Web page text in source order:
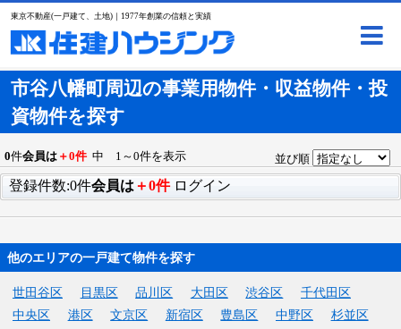
東京不動産(一戸建て、土地)｜1977年創業の信頼と実績
市谷八幡町周辺の事業用物件・収益物件・投
資物件を探す
0件会員は ＋0件 中 1～0件を表示 並び順
登録件数:0件会員は ＋0件 ログイン
他のエリアの一戸建て物件を探す
世田谷区 目黒区 品川区 大田区 渋谷区
千代田区
中央区
港区 文京区 新宿区 豊島区 中野区
杉並区